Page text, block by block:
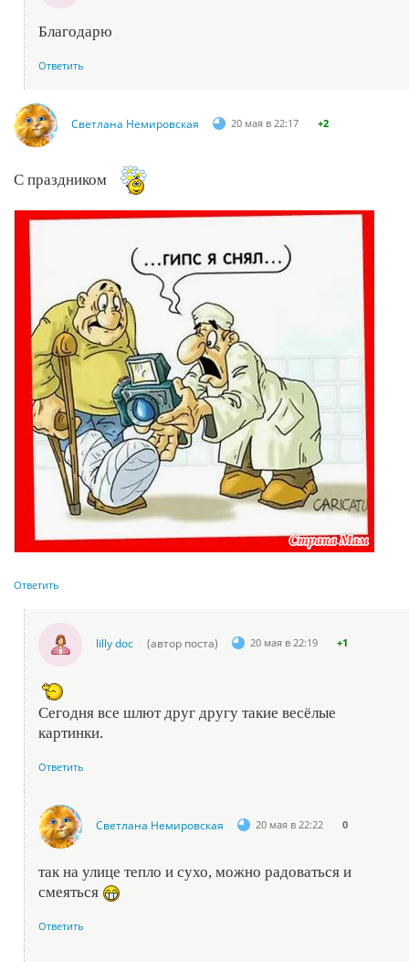
Благодарю
Ответить
Светлана Немировская 20 мая в 22:17 +2
С праздником
Ответить
lilly doc (автор поста) 20 мая в 22:19 +1
Сегодня все шлют друг другу такие весёлые
картинки.
Ответить
Светлана Немировская 20 мая в 22:22 0
так на улице тепло и сухо, можно радоваться и
смеяться
Ответить